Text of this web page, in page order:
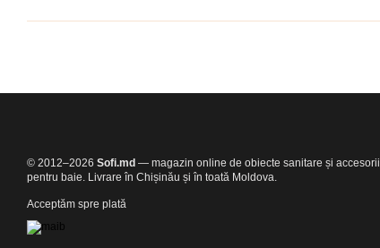
© 2012–2026 Sofi.md — magazin online de obiecte sanitare și accesorii
pentru baie. Livrare în Chișinău și în toată Moldova.
Acceptăm spre plată